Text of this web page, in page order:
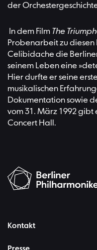
der
In dem Film The
Probenarbeit zu
Celibidache die
seinem Leben eine
Hier durfte er seine
musikalischen
Dokumentation sowie
vom 31. März 1992 gibt
Concert Hall.
Kontakt